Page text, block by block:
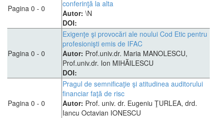
Pagina 0 - 0
conferinţă la alta
Autor: \N
DOI:
Pagina 0 - 0
Exigenţe şi provocări ale noului Cod Etic pentru
profesionişti emis de IFAC
Autor: Prof.univ.dr. Maria MANOLESCU,
Prof.univ.dr. Ion MIHĂILESCU
DOI:
Pagina 0 - 0
Pragul de semnificaţie şi atitudinea auditorului
financiar faţă de risc
Autor: Prof. univ. dr. Eugeniu ŢURLEA, drd.
Iancu Octavian IONESCU